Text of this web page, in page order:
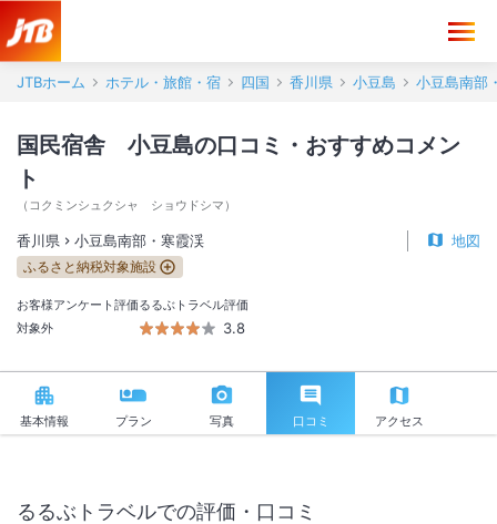
JTBホーム ホテル・旅館・宿 四国 香川県 小豆島 小豆島南部
国民宿舎 小豆島の口コミ・おすすめコメン
ト
（ コクミンシュクシャ ショウドシマ ）
香川県 小豆島南部・寒霞渓 地図
ふるさと納税対象施設
お客様アンケート評価
対象外
るるぶトラベル評価
3.8
基本情報 プラン 写真 口コミ アクセス
るるぶトラベルでの評価・口コミ